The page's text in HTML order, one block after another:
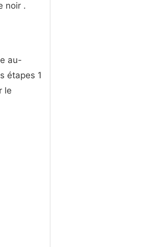
noir .
au-
étapes 1
le